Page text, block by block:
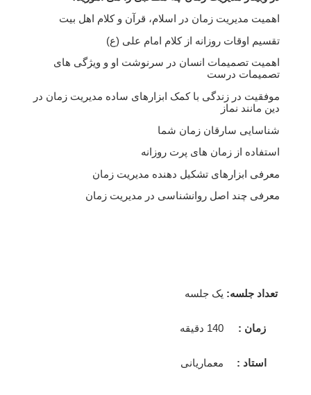
اهمیت مدیریت زمان در اسلام، قرآن و کلام اهل بیت
تقسیم اوقات روزانه از کلام امام علی (ع)
اهمیت تصمیمات انسان در سرنوشت او و ویژگی های
تصمیمات درست
موفقیت در زندگی با کمک ابزارهای ساده مدیریت زمان در
دین مانند نماز
شناسایی سارقان زمان شما
استفاده از زمان های پرت روزانه
معرفی ابزارهای تشکیل دهنده مدیریت زمان
معرفی چند اصل روانشناسی در مدیریت زمان
تعداد جلسه: یک جلسه
زمان : 140 دقیقه
استاد : معماریانی